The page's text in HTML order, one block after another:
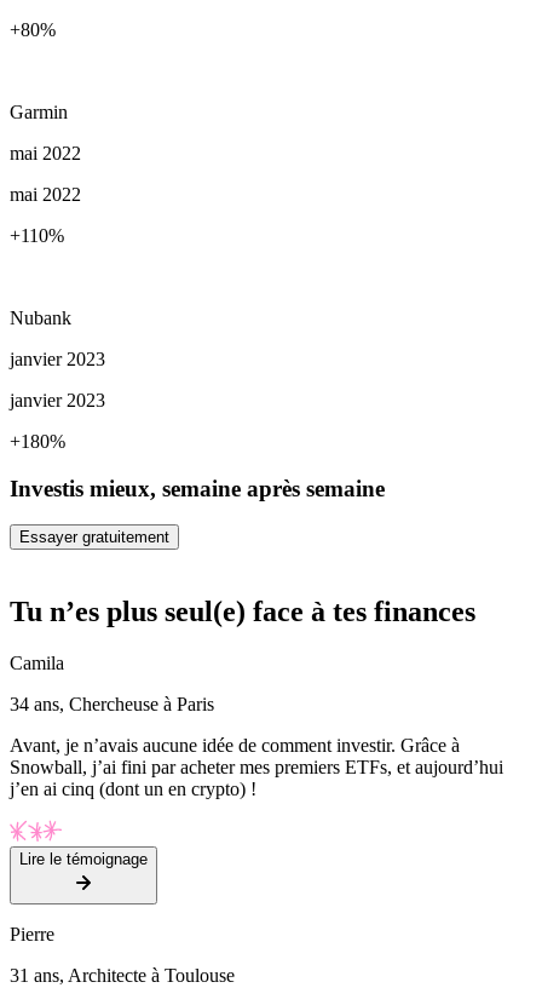
+80%
Garmin
mai 2022
mai 2022
+110%
Nubank
janvier 2023
janvier 2023
+180%
Investis mieux, semaine après semaine
Essayer gratuitement
Tu n’es plus seul(e) face à tes finances
Camila
34 ans, Chercheuse à Paris
Avant, je n’avais aucune idée de comment investir. Grâce à
Snowball, j’ai fini par acheter mes premiers ETFs, et aujourd’hui
j’en ai cinq (dont un en crypto) !
Lire le témoignage
Pierre
31 ans, Architecte à Toulouse